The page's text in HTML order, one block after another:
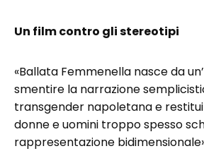
Un film contro gli stereotipi
«Ballata Femmenella nasce da
smentire la narrazione
transgender napoletana e
donne e uomini troppo spesso
rappresentazione